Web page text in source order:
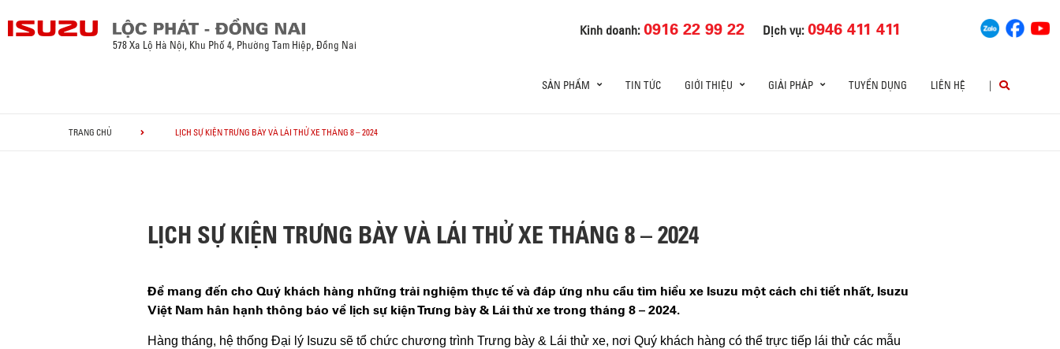
Kinh doanh:0916 22 99 22 Dịch vụ:0946 411 411
578 Xa Lộ Hà Nội, Khu Phố 4, Phường Tam Hiệp, Đồng Nai
SẢN PHẨM TIN TỨC GIỚI THIỆU GIẢI PHÁP TUYỂN DỤNG LIÊN HỆ |
TRANG CHỦ LỊCH SỰ KIỆN TRƯNG BÀY VÀ LÁI THỬ XE THÁNG 8 – 2024
LỊCH SỰ KIỆN TRƯNG BÀY VÀ LÁI THỬ XE THÁNG 8 – 2024
Để mang đến cho Quý khách hàng những trải nghiệm thực tế và đáp ứng nhu cầu tìm hiểu xe Isuzu một cách chi tiết nhất, Isuzu
Việt Nam hân hạnh thông báo về lịch sự kiện Trưng bày & Lái thử xe trong tháng 8– 2024.
Hàng tháng, hệ thống Đại lý Isuzu sẽ tổ chức chương trình Trưng bày & Lái thử xe, nơi Quý khách hàng có thể trực tiếp lái thử các mẫu